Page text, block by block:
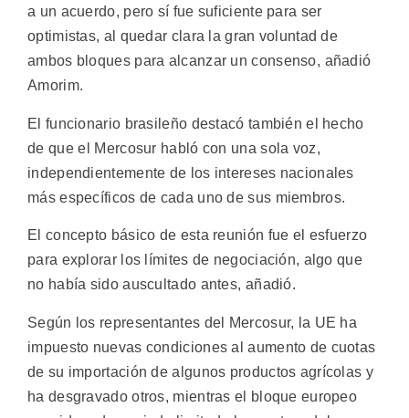
a un acuerdo, pero sí fue suficiente para ser
optimistas, al quedar clara la gran voluntad de
ambos bloques para alcanzar un consenso, añadió
Amorim.
El funcionario brasileño destacó también el hecho
de que el Mercosur habló con una sola voz,
independientemente de los intereses nacionales
más específicos de cada uno de sus miembros.
El concepto básico de esta reunión fue el esfuerzo
para explorar los límites de negociación, algo que
no había sido auscultado antes, añadió.
Según los representantes del Mercosur, la UE ha
impuesto nuevas condiciones al aumento de cuotas
de su importación de algunos productos agrícolas y
ha desgravado otros, mientras el bloque europeo